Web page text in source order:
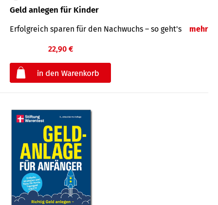
Geld anlegen für Kinder
Erfolgreich sparen für den Nachwuchs – so geht's mehr
22,90 €